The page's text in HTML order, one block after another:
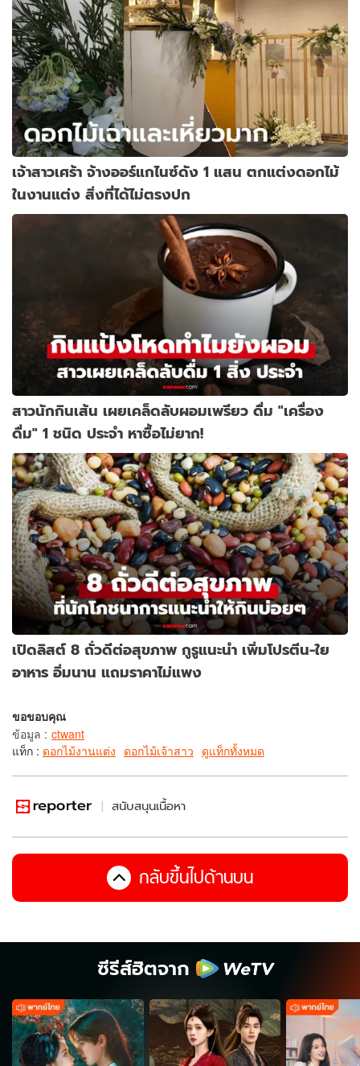
เจ้าสาวเศร้า จ้างออร์แกไนซ์ดัง 1 แสน ตกแต่งดอกไม้
ในงานแต่ง สิ่งที่ได้ไม่ตรงปก
สาวนักกินเส้น เผยเคล็ดลับผอมเพรียว ดื่ม "เครื่อง
ดื่ม" 1 ชนิด ประจำ หาซื้อไม่ยาก!
เปิดลิสต์ 8 ถั่วดีต่อสุขภาพ กูรูแนะนำ เพิ่มโปรตีน-ใย
อาหาร อิ่มนาน แถมราคาไม่แพง
ขอขอบคุณ
ข้อมูล : ctwant
แท็ก : ดอกไม้งานแต่ง ดอกไม้เจ้าสาว ดูแท็กทั้งหมด
สนับสนุนเนื้อหา
กลับขึ้นไปด้านบน
ซีรีส์ฮิตจาก